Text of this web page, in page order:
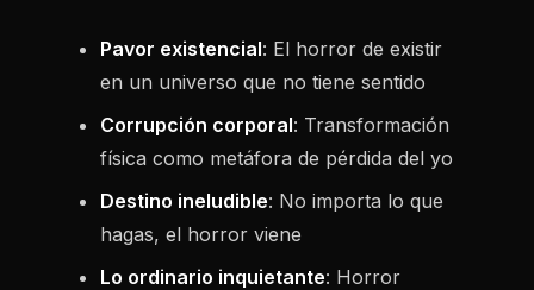
Pavor existencial: El horror de existir
en un universo que no tiene sentido
Corrupción corporal: Transformación
física como metáfora de pérdida del yo
Destino ineludible: No importa lo que
hagas, el horror viene
Lo ordinario inquietante: Horror